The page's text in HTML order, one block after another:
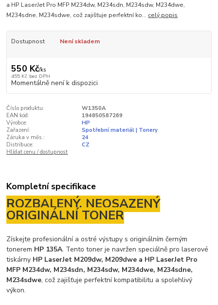
a HP LaserJet Pro MFP M234dw, M234sdn, M234sdw, M234dwe,
M234sdne, M234sdwe, což zajišťuje perfektní ko... celý popis
Dostupnost Není skladem
550 Kč/ks
455 Kč bez DPH
Momentálně není k dispozici
Číslo produktu:
W1350A
EAN kód:
194850587269
Výrobce:
HP
Zařazení:
Spotřební materiál | Tonery
Záruka v měs.:
24
Distribuce:
CZ
Hlídat cenu / dostupnost
Kompletní specifikace
ROZBALENÝ, NEOSAZENÝ
ORIGINÁLNÍ TONER
Získejte profesionální a ostré výstupy s originálním černým
tonerem HP 135A. Tento toner je navržen speciálně pro laserové
tiskárny HP LaserJet M209dw, M209dwe a HP LaserJet Pro
MFP M234dw, M234sdn, M234sdw, M234dwe, M234sdne,
M234sdwe, což zajišťuje perfektní kompatibilitu a spolehlivý
výkon.